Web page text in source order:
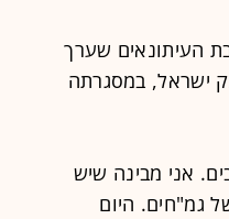
העיתונאים שערך
ישראל, במסגרתה
אני מבינה שיש
גמ"חים. היום